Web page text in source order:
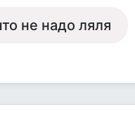
не надо ляля